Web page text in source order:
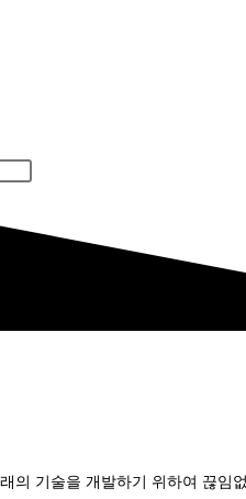
의 기술을 개발하기 위하여 끊임